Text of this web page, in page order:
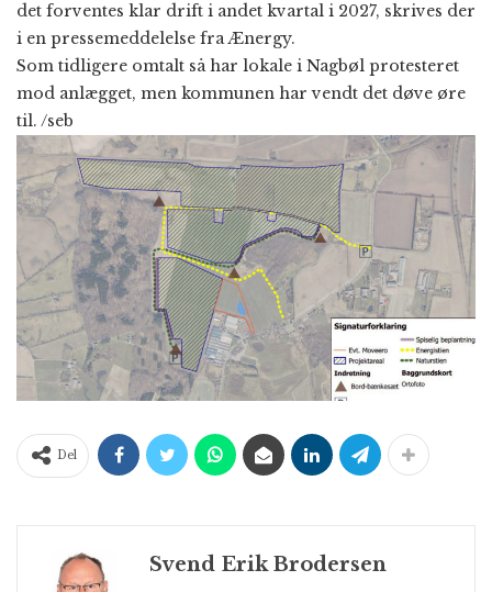
det forventes klar drift i andet kvartal i 2027, skrives der
i en pressemeddelelse fra Ænergy.
Som tidligere omtalt så har lokale i Nagbøl protesteret
mod anlægget, men kommunen har vendt det døve øre
til. /seb
Del
Svend Erik Brodersen